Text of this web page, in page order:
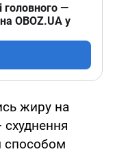
головного —
OBOZ.UA у
жиру на